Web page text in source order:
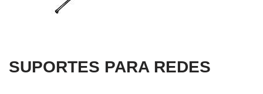
SUPORTES PARA REDES